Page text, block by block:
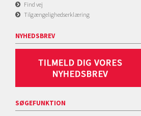
Find vej
Tilgængelighedserklæring
NYHEDSBREV
SØGEFUNKTION